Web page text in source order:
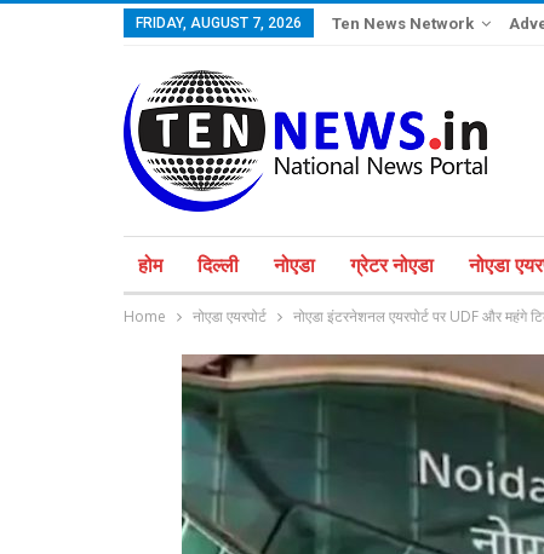
FRIDAY, AUGUST 7, 2026 Ten News Network
होम दिल्ली नोएडा ग्रेटर नोएडा नोएडा
Home नोएडा एयरपोर्ट नोएडा इंटरनेशनल एयरपोर्ट पर UDF और महंगे